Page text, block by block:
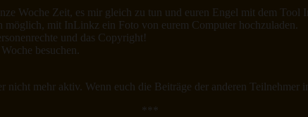
Woche Zeit, es mir gleich zu tun und euren Engel mit dem Tool
möglich, mit InLinkz ein Foto von eurem Computer hochzuladen.
und das Copyright!
besuchen.
mehr aktiv. Wenn euch die Beiträge der anderen
***